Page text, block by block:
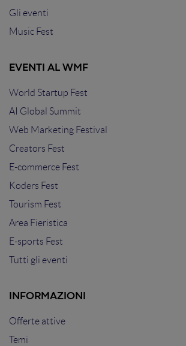
Gli eventi
Music Fest
EVENTI AL WMF
World Startup Fest
AI Global Summit
Web Marketing Festival
Creators Fest
E-commerce Fest
Koders Fest
Tourism Fest
Area Fieristica
E-sports Fest
Tutti gli eventi
INFORMAZIONI
Offerte attive
Temi